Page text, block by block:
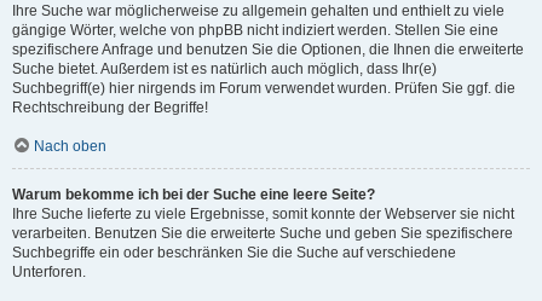
Ihre Suche war möglicherweise zu allgemein gehalten und enthielt zu viele
gängige Wörter, welche von phpBB nicht indiziert werden. Stellen Sie eine
spezifischere Anfrage und benutzen Sie die Optionen, die Ihnen die erweiterte
Suche bietet. Außerdem ist es natürlich auch möglich, dass Ihr(e)
Suchbegriff(e) hier nirgends im Forum verwendet wurden. Prüfen Sie ggf. die
Rechtschreibung der Begriffe!
Nach oben
Warum bekomme ich bei der Suche eine leere Seite?
Ihre Suche lieferte zu viele Ergebnisse, somit konnte der Webserver sie nicht
verarbeiten. Benutzen Sie die erweiterte Suche und geben Sie spezifischere
Suchbegriffe ein oder beschränken Sie die Suche auf verschiedene
Unterforen.